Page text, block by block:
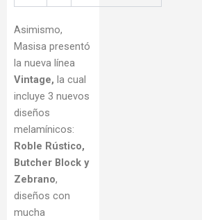
Asimismo,
Masisa presentó
la nueva línea
Vintage, la cual
incluye 3 nuevos
diseños
melamínicos:
Roble Rústico,
Butcher Block y
Zebrano,
diseños con
mucha